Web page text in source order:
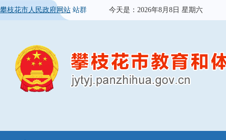
攀枝花市人民政府网站 站群 今天是： 2026年8月8日 星期六